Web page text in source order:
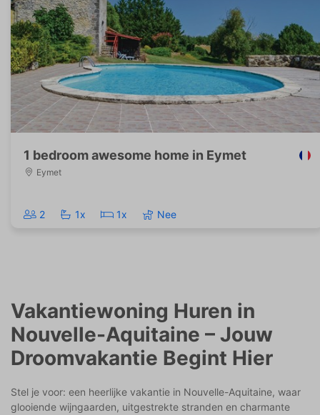
1 bedroom awesome home in Eymet
Eymet
2 1x 1x Nee
Vakantiewoning Huren in
Nouvelle-Aquitaine – Jouw
Droomvakantie Begint Hier
Stel je voor: een heerlijke vakantie in Nouvelle-Aquitaine, waar
glooiende wijngaarden, uitgestrekte stranden en charmante